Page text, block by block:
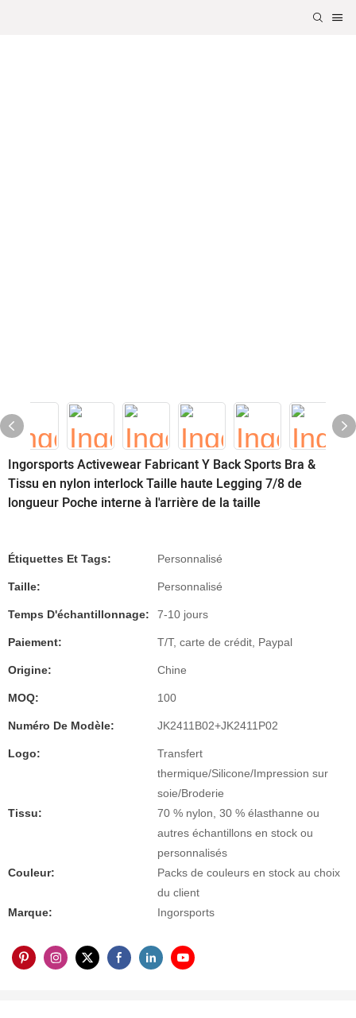
Ingorsports Activewear Fabricant Y Back Sports Bra &
Tissu en nylon interlock Taille haute Legging 7/8 de
longueur Poche interne à l'arrière de la taille
Étiquettes Et Tags: Personnalisé
Taille: Personnalisé
Temps D'échantillonnage: 7-10 jours
Paiement: T/T, carte de crédit, Paypal
Origine: Chine
MOQ: 100
Numéro De Modèle: JK2411B02+JK2411P02
Logo:
Transfert
thermique/Silicone/Impression sur
soie/Broderie
Tissu:
70 % nylon, 30 % élasthanne ou
autres échantillons en stock ou
personnalisés
Couleur:
Packs de couleurs en stock au choix
du client
Marque:
Ingorsports